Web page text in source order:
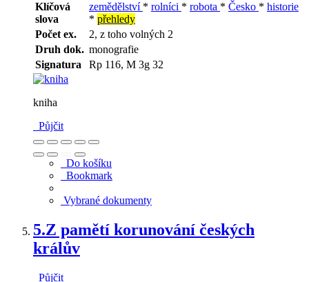
Klíčová
slova
zemědělství * rolníci * robota * Česko * historie
* přehledy
Počet ex.
2, z toho volných 2
Druh dok. monografie
Signatura
Rp 116, M 3g 32
kniha
Půjčit
Do košíku
Bookmark
Vybrané dokumenty
5.Z pamětí korunování českých
králův
Půjčit